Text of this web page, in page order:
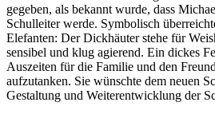
gegeben, als bekannt wurde, dass
Schulleiter werde. Symbolisch
Elefanten: Der Dickhäuter stehe für
sensibel und klug agierend. Ein dickes
Auszeiten für die Familie und den
aufzutanken. Sie wünschte dem neuen
Gestaltung und Weiterentwicklung der